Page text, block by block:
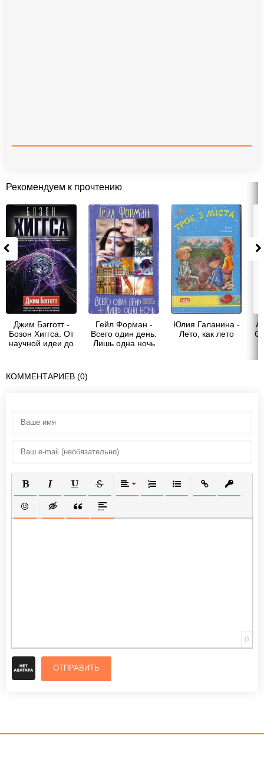
Рекомендуем к прочтению
Джим Бэгготт -
Бозон Хиггса. От
научной идеи до
Гейл Форман -
Всего один день.
Лишь одна ночь
Юлия Галанина -
Лето, как лето
КОММЕНТАРИЕВ (0)
ПОЛУЖИРНЫЙ
КУРСИВПОДЧЕРКНУТЫЙ
ЗАЧЕРКНУТЫЙВЫРАВНИВАНИЕ
НУМЕРОВАННЫЙ СПИСОК
МАРКИРОВАННЫЙ
ВСТАВИТЬ
ВСТАВИТЬ СМАЙЛИК
ВСТАВКА СКРЫТОГО ТЕКСТА
ВСТАВКА ЦИТАТЫ
ВСТАВКА СПОЙЛЕРА
0
ОТПРАВИТЬ